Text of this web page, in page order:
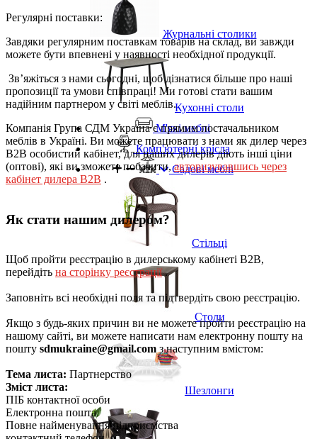
Журнальні столики
Кухонні столи
М'які меблі
Комп'ютерні крісла
Садові меблі
Стільці
Столи
Шезлонги
Регулярні поставки:
Завдяки регулярним поставкам товарів на склад, ви завжди
можете бути впевнені у наявності необхідної продукції.
Зв’яжіться з нами сьогодні, щоб дізнатися більше про наші
пропозиції та умови співпраці! Ми готові стати вашим
надійним партнером у світі меблів.
Компанія Група СДМ Україна є прямим постачальником
меблів в Україні. Ви можете працювати з нами як дилер через
B2B особистий кабінет, для наших дилерів діють інші ціни
(оптові), які ви зможете побачити,авторизувавшись через
кабінет дилера B2B .
Як стати нашим дилером?
Щоб пройти реєстрацію в дилерському кабінеті B2B,
перейдіть на сторінку реєстрації.
Заповніть всі необхідні поля та підтвердіть свою реєстрацію.
Якщо з будь-яких причин ви не можете пройти реєстрацію на
нашому сайті, ви можете написати нам електронну пошту на
пошту sdmukraine@gmail.com з наступним вмістом:
Тема листа: Партнерство
Зміст листа:
ПІБ контактної особи
Електронна пошта
Повне найменування підприємства